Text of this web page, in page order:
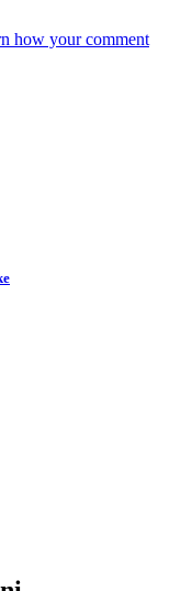
how your comment